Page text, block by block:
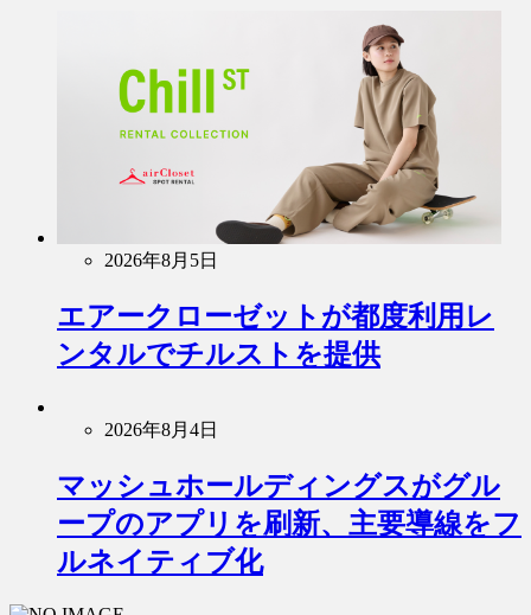
2026年8月5日
エアークローゼットが都度利用レ
ンタルでチルストを提供
2026年8月4日
マッシュホールディングスがグル
ープのアプリを刷新、主要導線をフ
ルネイティブ化